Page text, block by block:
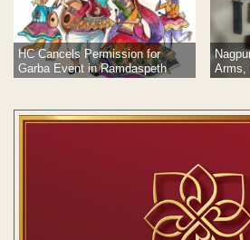
HC Cancels Permission for
Garba Event in Ramdaspeth
Arms,